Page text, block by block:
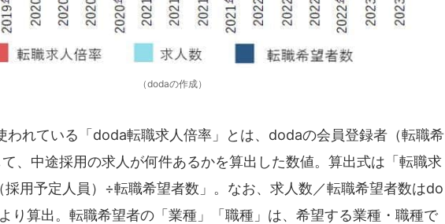
（dodaの作成）
われている「doda転職求人倍率」とは、dodaの会員登録者（転職希
、中途採用の求人が何件あるかを算出した数値。算出式は「転職求
採用予定人員）÷転職希望者数」。なお、求人数／転職希望者数はdo
り算出。転職希望者の「業種」「職種」は、希望する業種・職種で